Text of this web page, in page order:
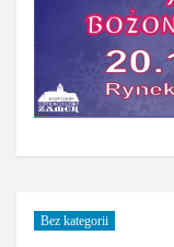
Bez kategorii